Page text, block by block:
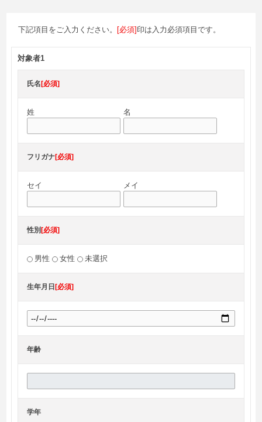
下記項目をご入力ください。 [必須] 印は入力必須項目です。
対象者1
氏名 [必須]
姓 名
フリガナ[必須]
セイ メイ
性別 [必須]
男性 女性 未選択
生年月日 [必須]
年齢
学年